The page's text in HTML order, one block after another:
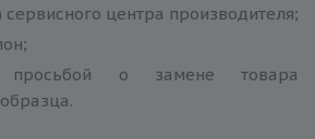
центра производителя;
просьбой о замене товара